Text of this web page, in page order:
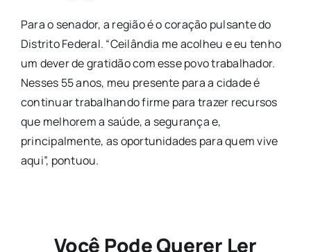
Para o senador, a região é o coração pulsante do
Distrito Federal. “Ceilândia me acolheu e eu tenho
um dever de gratidão com esse povo trabalhador.
Nesses 55 anos, meu presente para a cidade é
continuar trabalhando firme para trazer recursos
que melhorem a saúde, a segurança e,
principalmente, as oportunidades para quem vive
aqui”, pontuou.
Você Pode Querer Ler